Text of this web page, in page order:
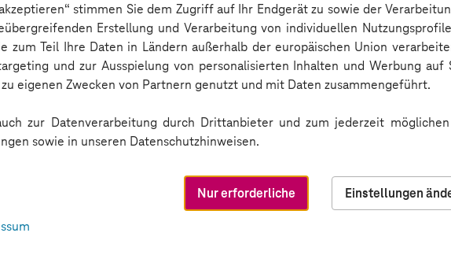
stimmen Sie dem Zugriff auf Ihr Endgerät zu sowie der
Erstellung und Verarbeitung von individuellen
zum Teil Ihre Daten in Ländern außerhalb der europäischen Union
und zur Ausspielung von personalisierten Inhalten und Werbung auf
eigenen Zwecken von Partnern genutzt und mit Daten zusammengeführt.
zur Datenverarbeitung durch Drittanbieter und zum jederzeit
sowie in unseren Datenschutzhinweisen.
Nur erforderliche
Einstellungen
BARMER
Sichere Kommunikation